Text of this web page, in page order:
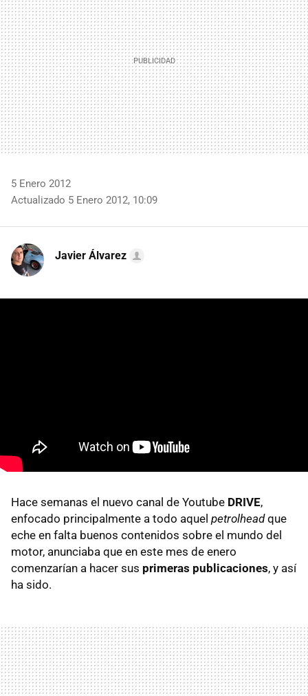
5 Enero 2012
Actualizado 5 Enero 2012, 10:09
Javier Álvarez
Hace semanas el nuevo canal de Youtube DRIVE,
enfocado principalmente a todo aquel petrolheadque
eche en falta buenos contenidos sobre el mundo del
motor, anunciaba que en este mes de enero
comenzarían a hacer sus primeras publicaciones, y así
ha sido.